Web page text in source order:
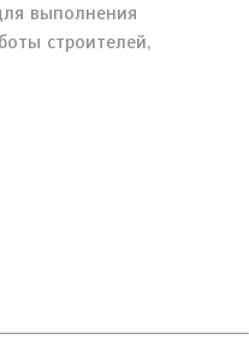
выполнения
строителей,